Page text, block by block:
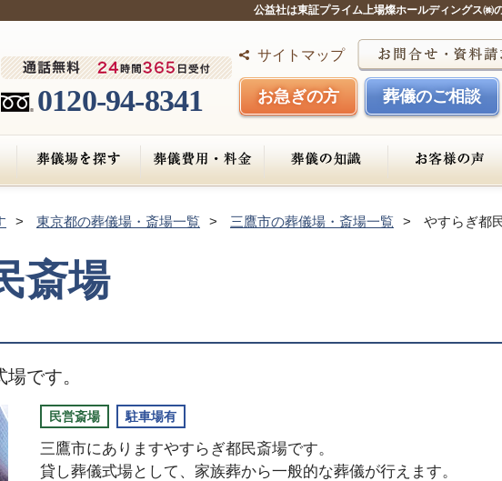
公益社は東証プライム上場燦ホールディングス㈱
サイトマップ
お急ぎの方 葬儀のご相談
0120-94-8341
東京都の葬儀場・斎場一覧 三鷹市の葬儀場・斎場一覧 やすらぎ都
斎場
です。
民営斎場 駐車場有
三鷹市にありますやすらぎ都民斎場です。
貸し葬儀式場として、家族葬から一般的な葬儀が行えます。